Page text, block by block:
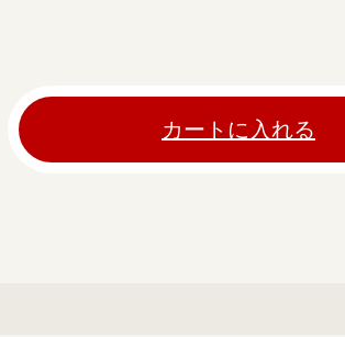
カートに入れる